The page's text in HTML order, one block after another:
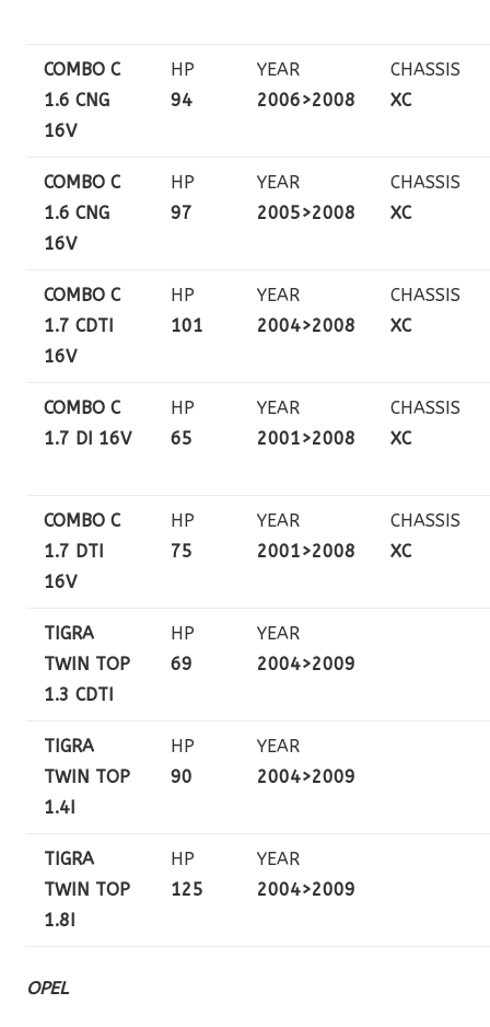
COMBO C
1.6 CNG
16V
HP
94
YEAR
2006>2008
CHASSIS
XC
COMBO C
1.6 CNG
16V
HP
97
YEAR
2005>2008
CHASSIS
XC
COMBO C
1.7 CDTI
16V
HP
101
YEAR
2004>2008
CHASSIS
XC
COMBO C
1.7 DI 16V
HP
65
YEAR
2001>2008
CHASSIS
XC
COMBO C
1.7 DTI
16V
HP
75
YEAR
2001>2008
CHASSIS
XC
TIGRA
TWIN TOP
1.3 CDTI
HP
69
YEAR
2004>2009
TIGRA
TWIN TOP
1.4I
HP
90
YEAR
2004>2009
TIGRA
TWIN TOP
1.8I
HP
125
YEAR
2004>2009
OPEL